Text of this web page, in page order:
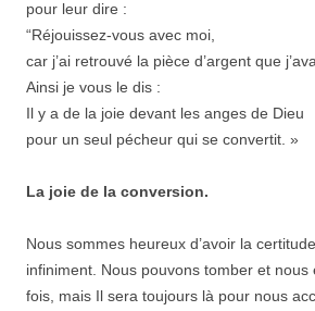
pour leur dire :
“Réjouissez-vous avec moi,
car j’ai retrouvé la pièce d’argent que
Ainsi je vous le dis :
Il y a de la joie devant les anges de Dieu
pour un seul pécheur qui se convertit. »
La joie de la conversion.
Nous sommes heureux d’avoir la
infiniment. Nous pouvons tomber et nous
fois, mais Il sera toujours là pour nous